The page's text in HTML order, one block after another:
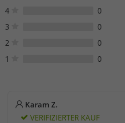
4
0
3
0
2
0
1
0
Karam Z.
VERIFIZIERTER KAUF